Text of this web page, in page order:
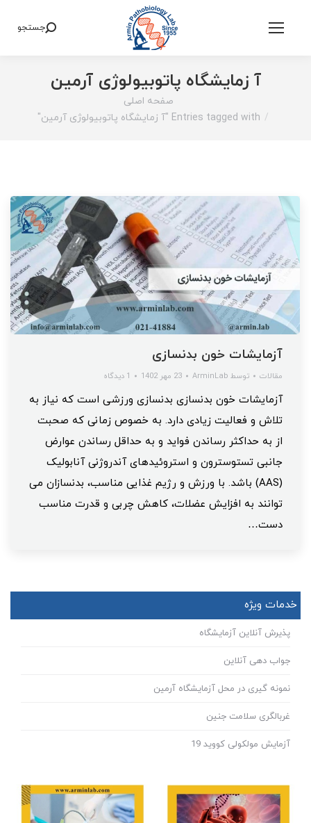
Search:
جستجو
آ زمایشگاه پاتوبیولوژی آرمین
صفحه اصلی
Entries tagged with "آ زمایشگاه پاتوبیولوژی آرمین"
آزمایشات خون بدنسازی
مقالات توسط ArminLab 23 مهر 1402 1 دیدگاه
آزمایشات خون بدنسازی بدنسازی ورزشی است که نیاز به
تلاش و فعالیت زیادی دارد. به خصوص زمانی که صحبت
از به حداکثر رساندن فواید و به حداقل رساندن عوارض
جانبی تستوسترون و استروئیدهای آندروژنی آنابولیک
(AAS) باشد. با ورزش و رژیم غذایی مناسب، بدنسازان می
توانند به افزایش عضلات، کاهش چربی و قدرت مناسب
دست…
خدمات ویژه
پذیرش آنلاین آزمایشگاه
جواب دهی آنلاین
نمونه گیری در محل آزمایشگاه آرمین
غربالگری سلامت جنین
آزمایش مولکولی کووید 19